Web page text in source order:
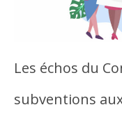
Les échos du
subventions